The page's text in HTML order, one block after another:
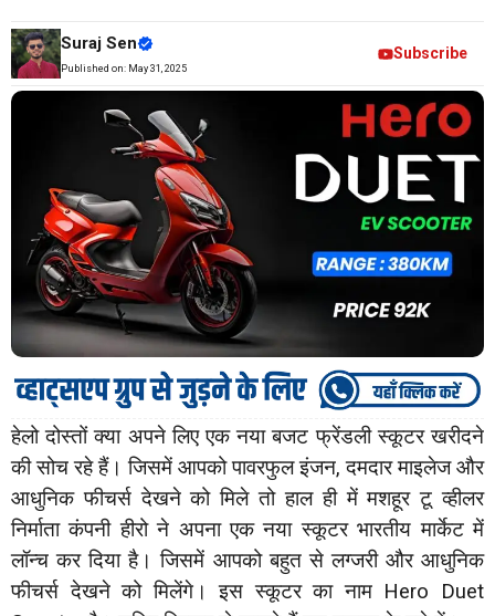
Suraj Sen
Published on: May 31, 2025
Subscribe
हेलो दोस्तों क्या अपने लिए एक नया बजट फ्रेंडली स्कूटर खरीदने
की सोच रहे हैं। जिसमें आपको पावरफुल इंजन, दमदार माइलेज और
आधुनिक फीचर्स देखने को मिले तो हाल ही में मशहूर टू व्हीलर
निर्माता कंपनी हीरो ने अपना एक नया स्कूटर भारतीय मार्केट में
लॉन्च कर दिया है। जिसमें आपको बहुत से लग्जरी और आधुनिक
फीचर्स देखने को मिलेंगे। इस स्कूटर का नाम Hero Duet